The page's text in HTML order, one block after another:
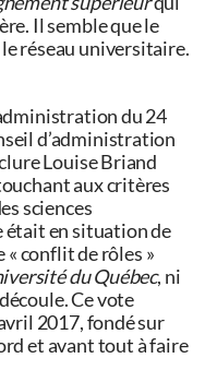
Il semble que le
réseau universitaire.
du 24
d’administration
Louise Briand
aux critères
sciences
était en situation de
« conflit de rôles »
du Québec, ni
Ce vote
2017, fondé sur
et avant tout à faire